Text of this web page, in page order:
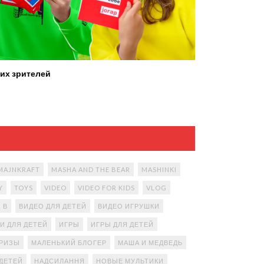
зрителей
MASHA AND THE BEAR MASHINKI
TOYS VIDEO VIDEO FOR KIDS VLOG
В ВИДЕО ДЛЯ ДЕТЕЙ ВИДЕО ИГРУШКИ
ДЛЯ ДЕТЕЙ ИГРЫ ИГРЫ ДЛЯ ДЕТЕЙ
МАЛЕНЬКИЙ БЛОГЕР МАША И МЕДВЕДЬ
НАДСИЛАННЯ НОВЫЕ МУЛЬТИКИ